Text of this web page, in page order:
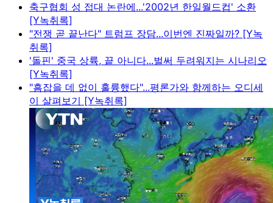
축구협회 성 접대 논란에...'2002년 한일월드컵' 소환
[Y녹취록]
"전쟁 곧 끝난다" 트럼프 장담...이번엔 진짜일까? [Y녹
취록]
'돌핀' 중국 상륙, 끝 아니다...벌써 두려워지는 시나리오
[Y녹취록]
"흠잡을 데 없이 훌륭했다"...평론가와 함께하는 오디세
이 살펴보기 [Y녹취록]